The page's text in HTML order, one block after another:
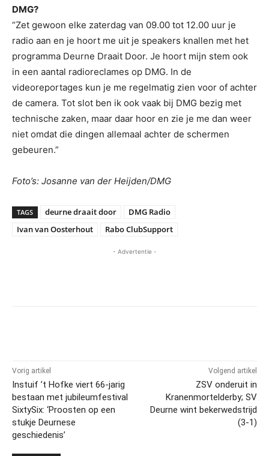
DMG?
“Zet gewoon elke zaterdag van 09.00 tot 12.00 uur je
radio aan en je hoort me uit je speakers knallen met het
programma Deurne Draait Door. Je hoort mijn stem ook
in een aantal radioreclames op DMG. In de
videoreportages kun je me regelmatig zien voor of achter
de camera. Tot slot ben ik ook vaak bij DMG bezig met
technische zaken, maar daar hoor en zie je me dan weer
niet omdat die dingen allemaal achter de schermen
gebeuren.”
Foto’s: Josanne van der Heijden/DMG
TAGS deurne draait door
DMG Radio
Ivan van Oosterhout
Rabo ClubSupport
- Advertentie -
Vorig artikel
Instuif ’t Hofke viert 66-jarig
bestaan met jubileumfestival
SixtySix: ‘Proosten op een
stukje Deurnese
geschiedenis’
Volgend artikel
ZSV onderuit in
Kranenmortelderby; SV
Deurne wint bekerwedstrijd
(3-1)